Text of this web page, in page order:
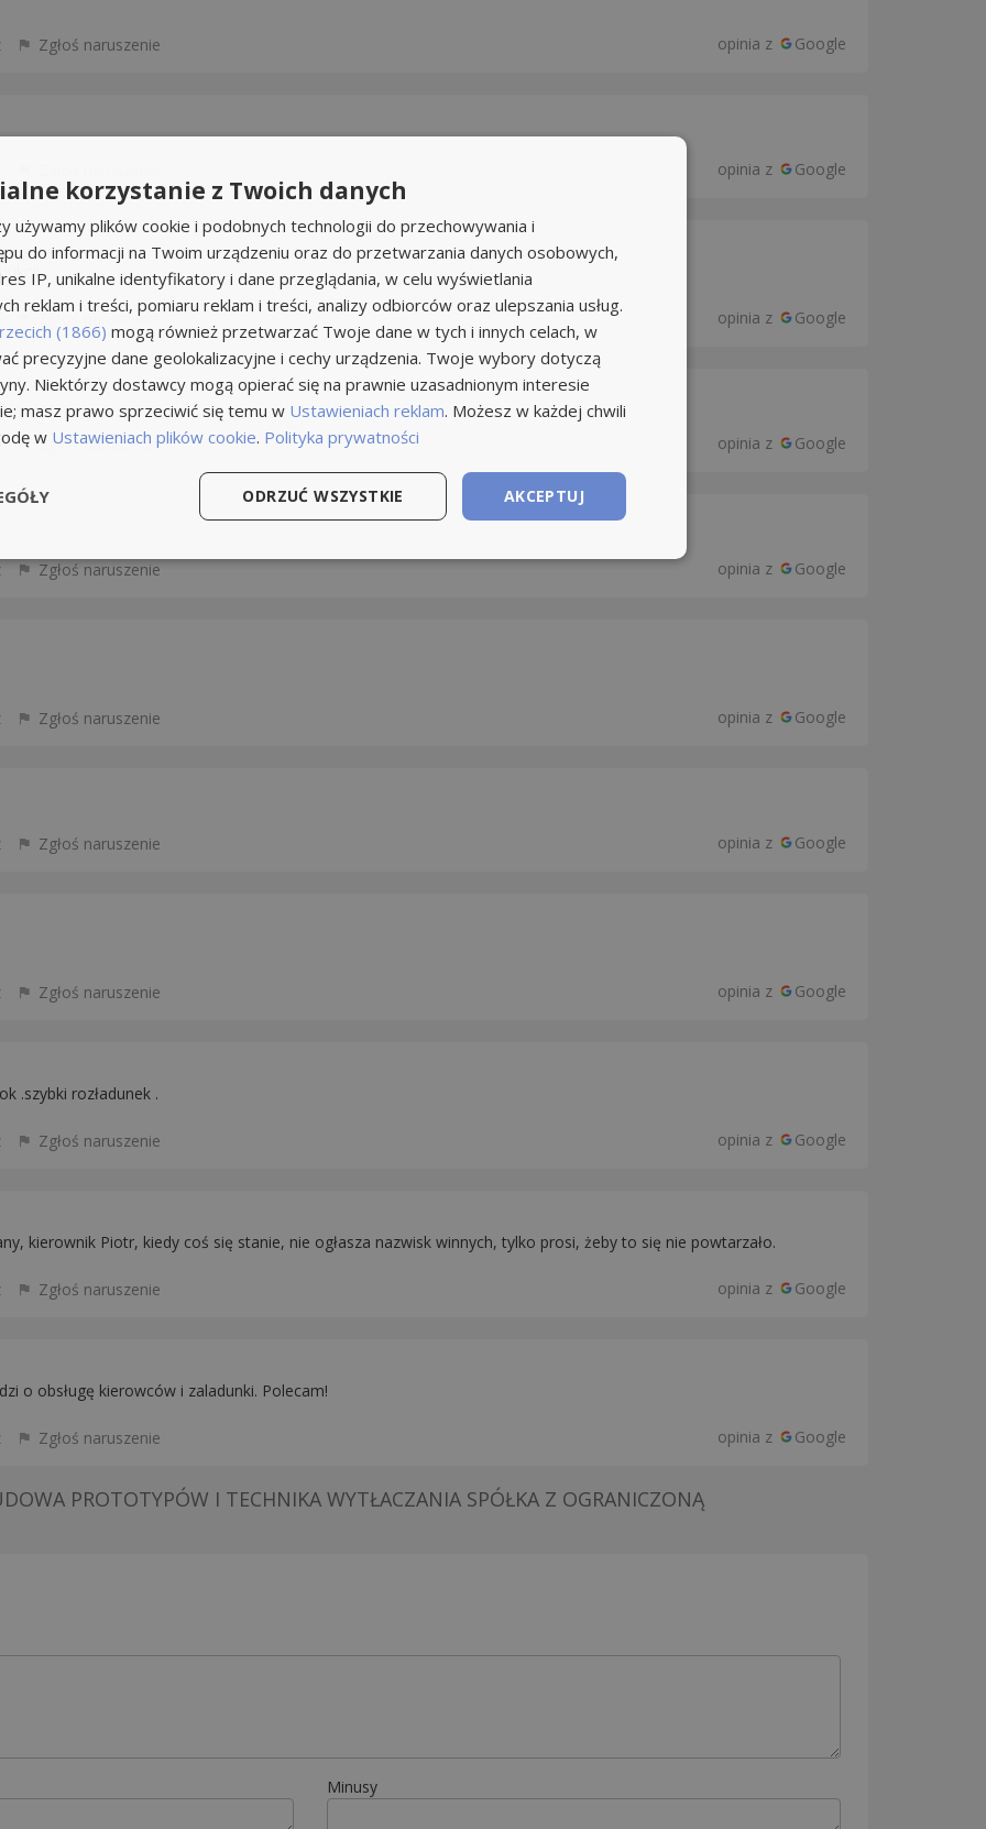
Zgłoś naruszenie opinia z Google
opinia z Google
Zgłoś naruszenie opinia z Google
Zgłoś naruszenie opinia z Google
Zgłoś naruszenie opinia z Google
Zgłoś naruszenie opinia z Google
Zgłoś naruszenie opinia z Google
Zgłoś naruszenie opinia z Google
.szybki rozładunek .
Zgłoś naruszenie opinia z Google
kierownik Piotr, kiedy coś się stanie, nie ogłasza nazwisk winnych, tylko prosi, żeby to się nie powtarzało.
Zgłoś naruszenie opinia z Google
o obsługę kierowców i zaladunki. Polecam!
Zgłoś naruszenie opinia z Google
PROTOTYPÓW I TECHNIKA WYTŁACZANIA SPÓŁKA Z OGRANICZONĄ
Minusy
korzystanie z Twoich danych
używamy plików cookie i podobnych technologii do przechowywania i
do informacji na Twoim urządzeniu oraz do przetwarzania danych osobowych,
IP, unikalne identyfikatory i dane przeglądania, w celu wyświetlania
reklam i treści, pomiaru reklam i treści, analizy odbiorców oraz ulepszania usług.
(1866) mogą również przetwarzać Twoje dane w tych i innych celach, w
precyzyjne dane geolokalizacyjne i cechy urządzenia. Twoje wybory dotyczą
Niektórzy dostawcy mogą opierać się na prawnie uzasadnionym interesie
masz prawo sprzeciwić się temu w Ustawieniach reklam. Możesz w każdej chwili
w Ustawieniach plików cookie. Polityka prywatności
AKCEPTUJ
ODRZUĆ WSZYSTKIE